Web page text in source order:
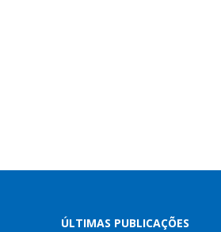
ÚLTIMAS PUBLICAÇÕES